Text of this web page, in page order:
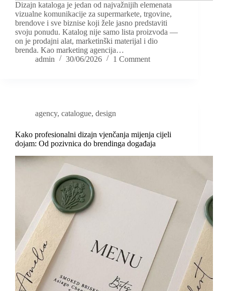
Dizajn kataloga je jedan od najvažnijih elemenata
vizualne komunikacije za supermarkete, trgovine,
brendove i sve biznise koji žele jasno predstaviti
svoju ponudu. Katalog nije samo lista proizvoda —
on je prodajni alat, marketinški materijal i dio
brenda. Kao marketing agencija…
admin
30/06/2026 1 Comment
agency, catalogue, design
Kako profesionalni dizajn vjenčanja mijenja cijeli
dojam: Od pozivnica do brendinga događaja